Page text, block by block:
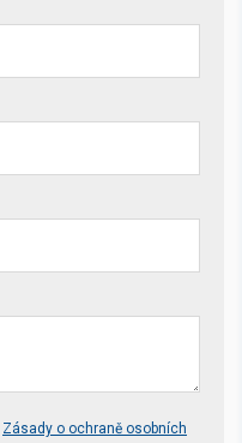
Zásady o ochraně osobních